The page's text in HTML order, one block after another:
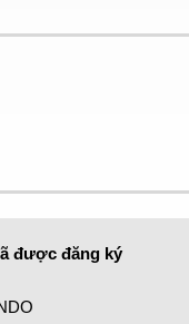
được đăng ký